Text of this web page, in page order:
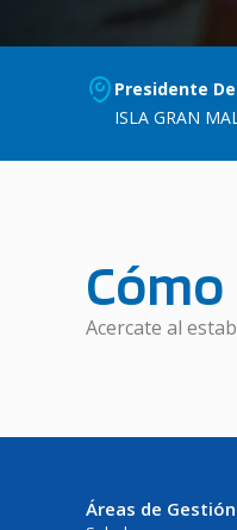
Presidente
ISLA GRAN
Acercate al
Áreas de Gestión